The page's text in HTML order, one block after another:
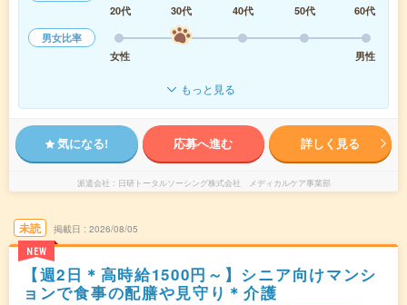
20代
30代 40代 50代
60代
男女比率
女性
男性
もっと見る
気になる! 応募へ進む 詳しく見る
派遣会社 日研トータルソーシング株式会社 メディカルケア事業部
未読
NEW
掲載日 2026/08/05
【週2日＊高時給1500円～】シニア向けマンシ
ョンで食事の配膳や見守り＊介護